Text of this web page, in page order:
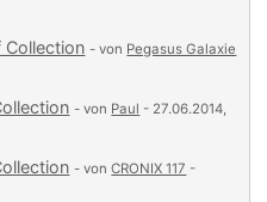
Collection - von Pegasus Galaxie
- von Paul - 27.06.2014,
- vonCRONIX 117 -